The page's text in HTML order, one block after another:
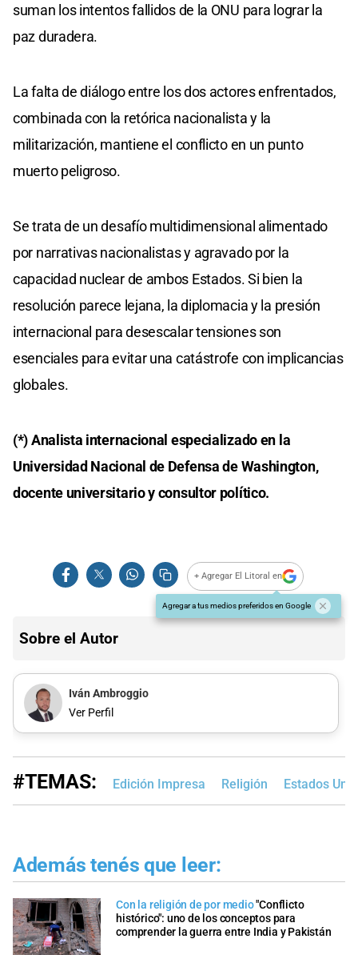
suman los intentos fallidos de la ONU para lograr la
paz duradera.
La falta de diálogo entre los dos actores enfrentados,
combinada con la retórica nacionalista y la
militarización, mantiene el conflicto en un punto
muerto peligroso.
Se trata de un desafío multidimensional alimentado
por narrativas nacionalistas y agravado por la
capacidad nuclear de ambos Estados. Si bien la
resolución parece lejana, la diplomacia y la presión
internacional para desescalar tensiones son
esenciales para evitar una catástrofe con implicancias
globales.
(*) Analista internacional especializado en la
Universidad Nacional de Defensa de Washington,
docente universitario y consultor político.
+ Agregar El Litoral en
Agregar a tus medios preferidos en Google
Sobre el Autor
Iván Ambroggio
Ver Perfil
#TEMAS: Edición Impresa Religión Estados
Además tenés que leer:
Con la religión de por medio"Conflicto
histórico": uno de los conceptos para
comprender la guerra entre India y Pakistán